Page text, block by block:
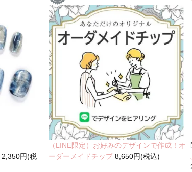
2,350円(税
（LINE限定）お好みのデザインで作成！オ
ーダーメイドチップ8,650円(税込)